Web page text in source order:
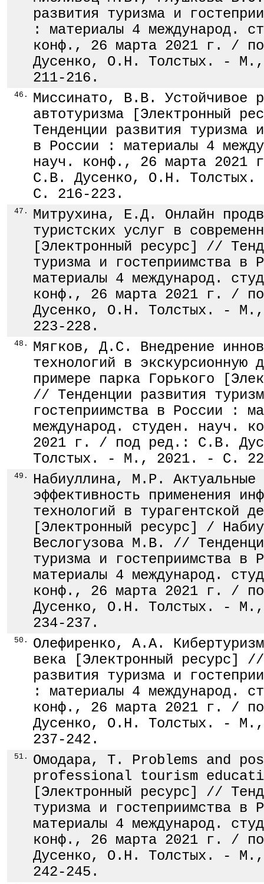
развития туризма и
: материалы 4 международ.
конф., 26 марта 2021 г. /
Дусенко, О.Н. Толстых. -
211-216.
46.
Миссинато, В.В. Устойчивое
автотуризма [Электронный
Тенденции развития туризма
в России : материалы 4
науч. конф., 26 марта
С.В. Дусенко, О.Н.
С. 216-223.
47.
Митрухина, Е.Д. Онлайн
туристских услуг в
[Электронный ресурс] //
туризма и гостеприимства в
материалы 4 международ.
конф., 26 марта 2021 г. /
Дусенко, О.Н. Толстых. -
223-228.
48.
Мягков, Д.С. Внедрение
технологий в экскурсионную
примере парка Горького
// Тенденции развития
гостеприимства в России :
международ. студен. науч.
2021 г. / под ред.: С.В.
Толстых. - М., 2021. - С.
49.
Набиуллина, М.Р. Актуальные
эффективность применения
технологий в турагентской
[Электронный ресурс] /
Веслогузова М.В. //
туризма и гостеприимства в
материалы 4 международ.
конф., 26 марта 2021 г. /
Дусенко, О.Н. Толстых. -
234-237.
50.
Олефиренко, А.А.
века [Электронный ресурс]
развития туризма и
: материалы 4 международ.
конф., 26 марта 2021 г. /
Дусенко, О.Н. Толстых. -
237-242.
51.
Омодара, Т. Problems and
professional tourism
[Электронный ресурс] //
туризма и гостеприимства в
материалы 4 международ.
конф., 26 марта 2021 г. /
Дусенко, О.Н. Толстых. -
242-245.